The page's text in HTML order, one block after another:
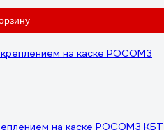
на каске РОСОМЗ КБТ